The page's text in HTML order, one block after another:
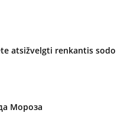
atsižvelgti renkantis sodo
Мороза